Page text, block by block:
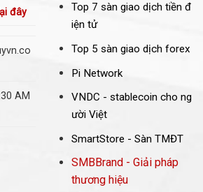
đây
AM
Top 7 sàn giao dịch tiền đ
iện tử
Top 5 sàn giao dịch forex
Pi Network
VNDC - stablecoin cho ng
ười Việt
SmartStore - Sàn TMĐT
SMBBrand - Giải pháp
thương hiệu